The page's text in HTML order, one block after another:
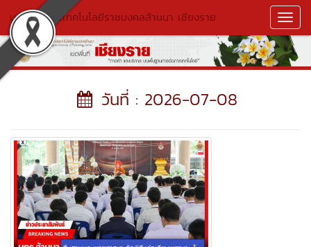
มหาวิทยาลัยเทคโนโลยีราชมงคลล้านนา เชียงราย
วันที่ : 2026-07-08